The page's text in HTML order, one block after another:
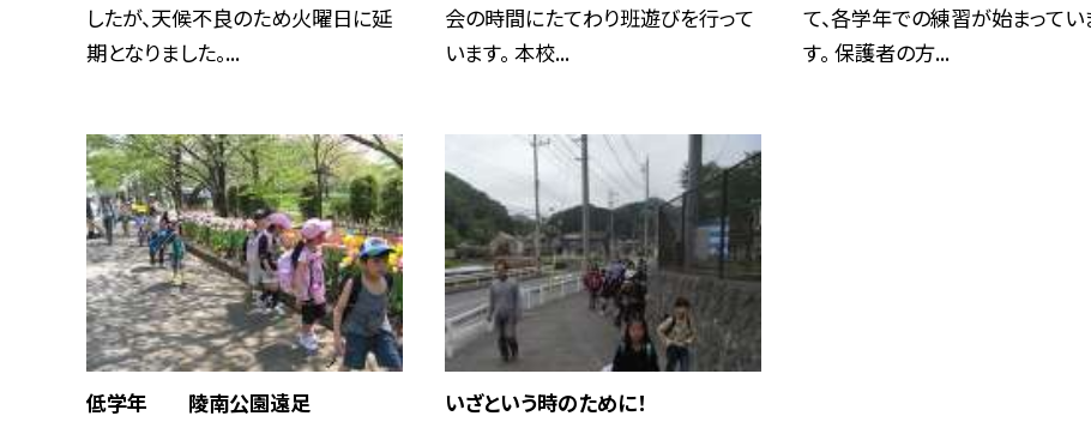
したが、天候不良のため火曜日に延
期となりました。...
会の時間にたてわり班遊びを行って
います。 本校...
て、各学年での練習が始まってい
す。 保護者の方...
低学年 陵南公園遠足 いざという時のために！